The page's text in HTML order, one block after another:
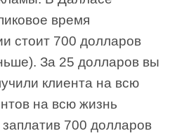
время
стоит 700 долларов
За 25 долларов вы
клиента на всю
на всю жизнь
700 долларов